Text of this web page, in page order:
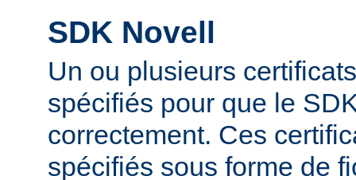
SDK Novell
Un ou plusieurs
spécifiés pour que le
correctement. Ces
spécifiés sous forme de